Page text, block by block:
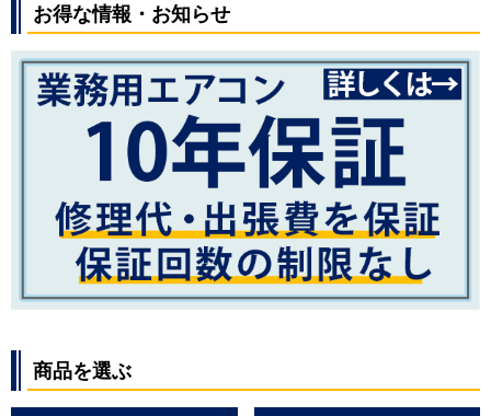
お得な情報・お知らせ
商品を選ぶ